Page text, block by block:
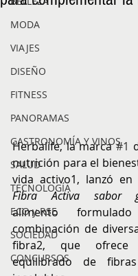
MODA
VIAJES
DISEÑO
FITNESS
PANORAMAS
GASTRONOMÍA Y VINOS
SALUD
TECNOLOGÍA
ECO y RSE
SOCIEDAD
CONCURSOS
Herbalife, la marca #1
nutrición para el
Fibra Activa sabor
alimento
combinación de
fibra2, que
equilibrado de